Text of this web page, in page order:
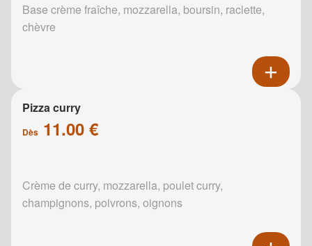
Base crème fraîche, mozzarella, boursin, raclette,
chèvre
Pizza curry
Dès 11.00 €
Crème de curry, mozzarella, poulet curry,
champignons, poivrons, oignons